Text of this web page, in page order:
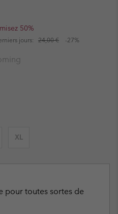
50%
jours: 24,00 € -27%
XL
pour toutes sortes de